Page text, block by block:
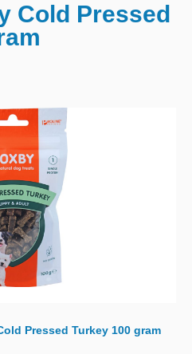
Cold Pressed
Pressed Turkey 100 gram